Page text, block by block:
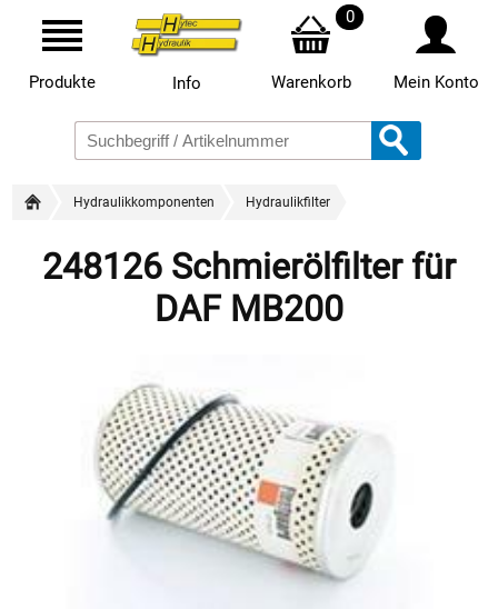
Produkte Info
0
Warenkorb Mein Konto
Hydraulikkomponenten Hydraulikfilter
248126 Schmierölfilter für
DAF MB200